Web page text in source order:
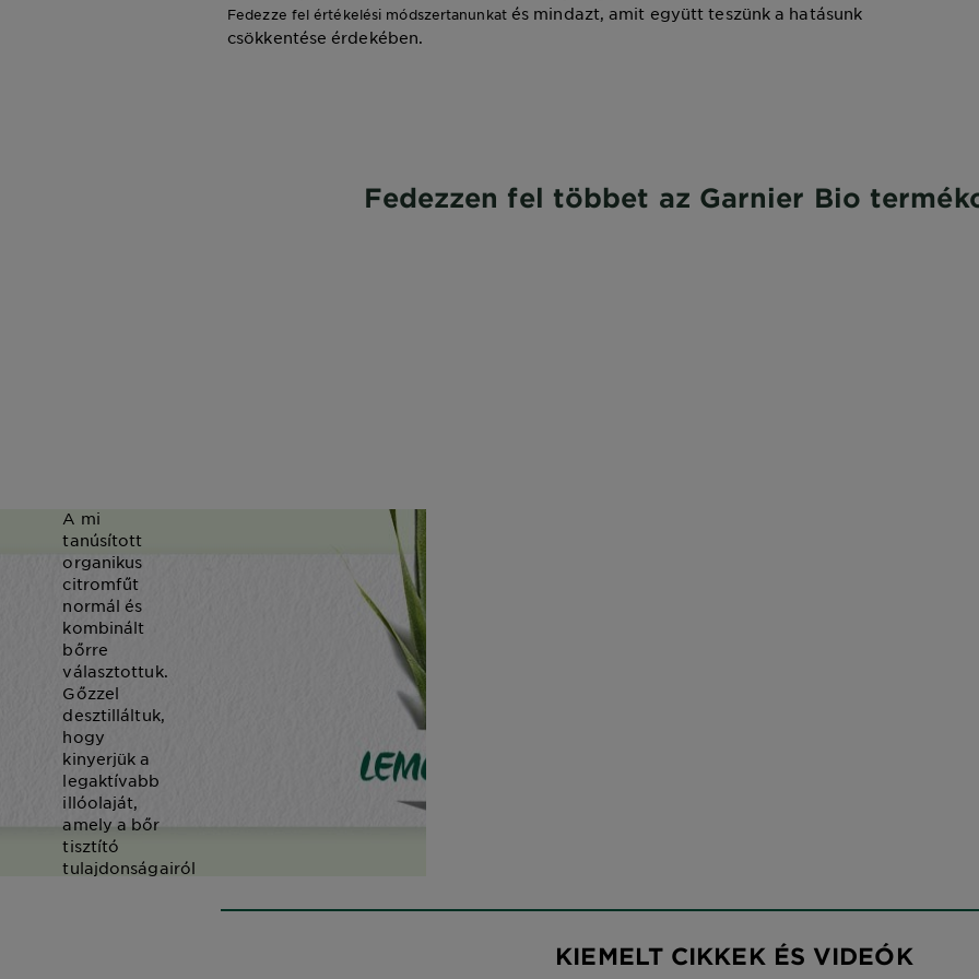
Fedezze fel értékelési módszertanunkatés mindazt, amit együtt teszünk a hatásunk
csökkentése érdekében.
Fedezzen fel többet az Garnier Bio
A mi
tanúsított
organikus
citromfűt
normál és
kombinált
bőrre
választottuk.
Gőzzel
desztilláltuk,
hogy
kinyerjük a
legaktívabb
illóolaját,
amely a bőr
tisztító
tulajdonságairól
KIEMELT CIKKEK ÉS VIDEÓK